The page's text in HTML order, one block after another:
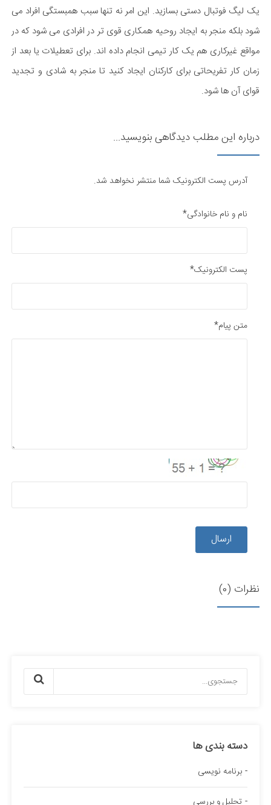
یک لیگ فوتبال دستی بسازید. این امر نه تنها سبب همبستگی افراد می
شود بلکه منجر به ایجاد روحیه همکاری قوی تر در افرادی می شود که در
مواقع غیرکاری هم یک کار تیمی انجام داده اند. برای تعطیلات یا بعد از
زمان کار تفریحاتی برای کارکنان ایجاد کنید تا منجر به شادی و تجدید
قوای آن ها شود.
درباره این مطلب دیدگاهی بنویسید...
آدرس پست الکترونیک شما منتشر نخواهد شد.
نام و نام خانوادگی*
پست الکترونیک*
متن پیام*
ارسال
نظرات (0)
دسته بندی ها
برنامه نویسی
تحلیل و بررسی